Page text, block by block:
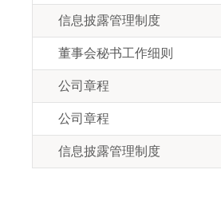
信息披露管理制度
董事会秘书工作细则
公司章程
公司章程
信息披露管理制度